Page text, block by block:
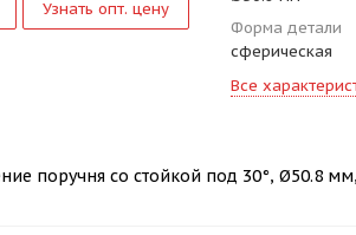
Узнать опт. цену
Форма детали
сферическая
Все
поручня со стойкой под 30°, Ø50.8